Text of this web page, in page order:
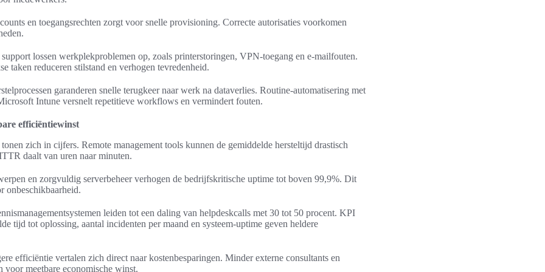
en toegangsrechten zorgt voor snelle provisioning. Correcte autorisaties voorkomen
lossen werkplekproblemen op, zoals printerstoringen, VPN-toegang en e-mailfouten.
taken reduceren stilstand en verhogen tevredenheid.
garanderen snelle terugkeer naar werk na dataverlies. Routine-automatisering met
Intune versnelt repetitieve workflows en vermindert fouten.
efficiëntiewinst
zich in cijfers. Remote management tools kunnen de gemiddelde hersteltijd drastisch
daalt van uren naar minuten.
en zorgvuldig serverbeheer verhogen de bedrijfskritische uptime tot boven 99,9%. Dit
onbeschikbaarheid.
leiden tot een daling van helpdeskcalls met 30 tot 50 procent. KPI
tijd tot oplossing, aantal incidenten per maand en systeem-uptime geven heldere
efficiëntie vertalen zich direct naar kostenbesparingen. Minder externe consultants en
voor meetbare economische winst.